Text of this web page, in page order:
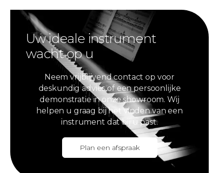
Uw ideale instrument
wacht op u
Neem vrijblijvend contact op voor
deskundig advies of een persoonlijke
demonstratie in onze showroom. Wij
helpen u graag bij het vinden van een
instrument dat bij u past.
Plan een afspraak